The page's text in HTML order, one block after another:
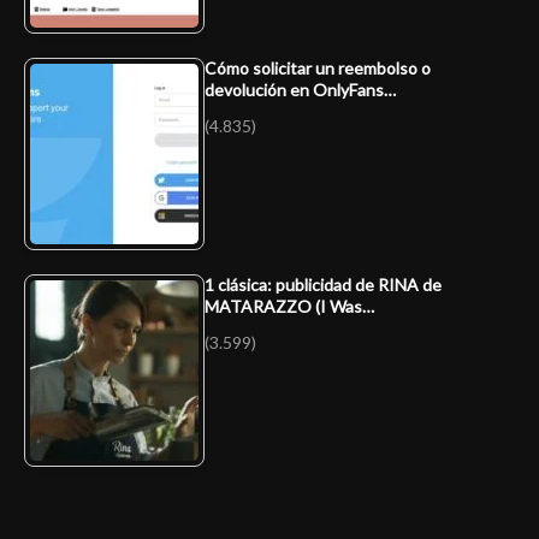
Cómo solicitar un reembolso o
devolución en OnlyFans…
(4.835)
1 clásica: publicidad de RINA de
MATARAZZO (I Was…
(3.599)